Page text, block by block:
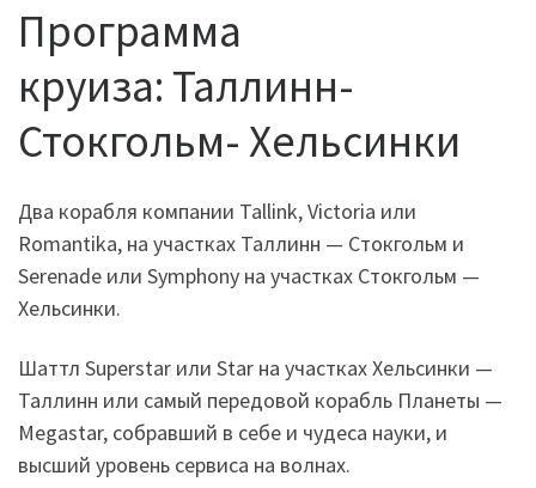
Программа
круиза: Таллинн-
Стокгольм- Хельсинки
Два корабля компании Tallink, Victoria или
Romantika, на участках Таллинн — Стокгольм и
Serenade или Symphony на участках Стокгольм —
Хельсинки.
Шаттл Superstar или Star на участках Хельсинки —
Таллинн или самый передовой корабль Планеты —
Megastar, собравший в себе и чудеса науки, и
высший уровень сервиса на волнах.